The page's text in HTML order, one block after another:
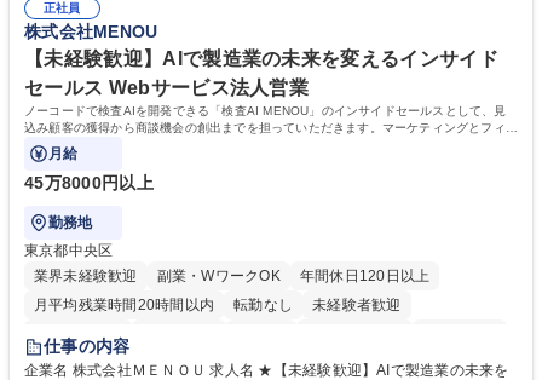
幅広く経験を積みたい意欲がある方に最適な環境です。 募集職種 【総
務・人事】未経験歓迎/日立グループ/組織運営を支えるゼネラリストを目
指す
のご経験 ■労務管理（給与計算・社会保険手続き・勤怠管理など）の経験
■衛生管理者の資格をお持ちの方 学歴・資格 学歴：大学院 大学 高専 短大
専修学校 高校 語学力： 資格：
正社員
株式会社MENOU
【未経験歓迎】AIで製造業の未来を変えるインサイド
セールス Webサービス法人営業
ノーコードで検査AIを開発できる「検査AI MENOU」のインサイドセールスとして、見
込み顧客の獲得から商談機会の創出までを担っていただきます。マーケティングとフィー
ルドセールスをつなぐ役割として、
月給
45万8000円以上
勤務地
東京都中央区
業界未経験歓迎
副業・WワークOK
年間休日120日以上
月平均残業時間20時間以内
転勤なし
未経験者歓迎
時短勤務あり
駅近5分以内
土日祝休み 服装自由
仕事の内容
企業名 株式会社ＭＥＮＯＵ 求人名 ★【未経験歓迎】AIで製造業の未来を